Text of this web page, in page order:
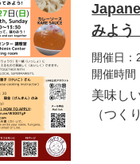
みよう
開催日：
開催時
美味し
（つく